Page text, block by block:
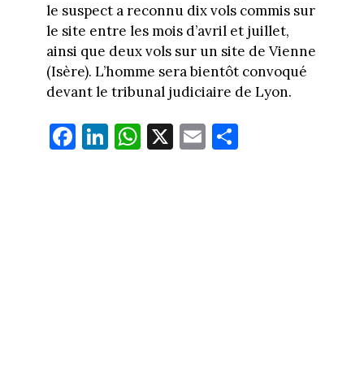
le suspect a reconnu dix vols commis sur
le site entre les mois d’avril et juillet,
ainsi que deux vols sur un site de Vienne
(Isère). L’homme sera bientôt convoqué
devant le tribunal judiciaire de Lyon.
Fa
ce
Li
nk
W
ha
X E
m
Pa